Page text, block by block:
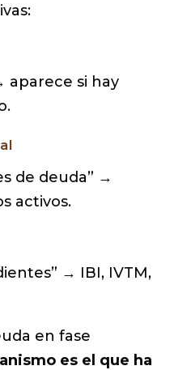
aparece si hay
de deuda” →
activos.
→ IBI, IVTM,
en fase
es el que ha